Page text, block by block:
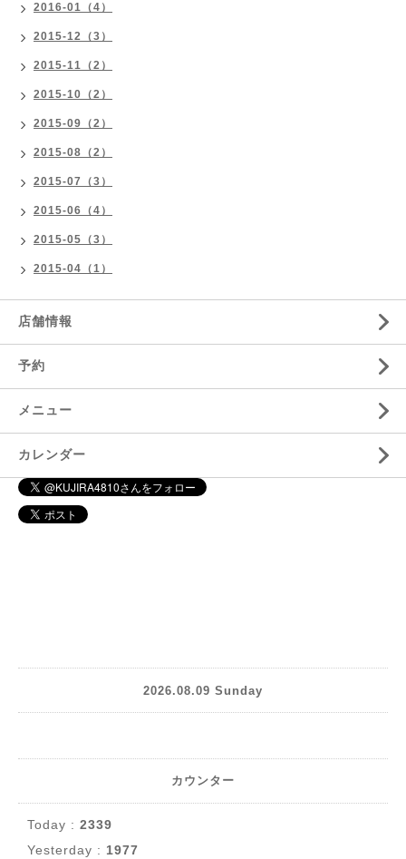
2016-01（4）
2015-12（3）
2015-11（2）
2015-10（2）
2015-09（2）
2015-08（2）
2015-07（3）
2015-06（4）
2015-05（3）
2015-04（1）
店舗情報
予約
メニュー
カレンダー
2026.08.09 Sunday
カウンター
Today : 2339
Yesterday : 1977